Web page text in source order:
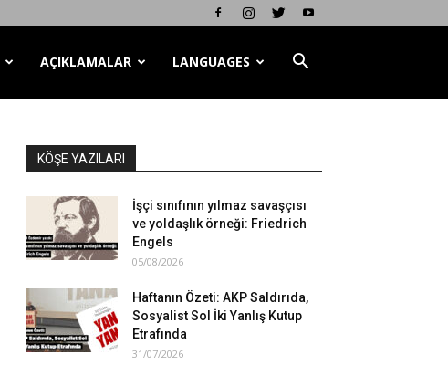
AÇIKLAMALAR LANGUAGES
KÖŞE YAZILARI
İşçi sınıfının yılmaz savaşçısı
ve yoldaşlık örneği: Friedrich
Engels
05/08/2026
Haftanın Özeti: AKP Saldırıda,
Sosyalist Sol İki Yanlış Kutup
Etrafında
31/07/2026